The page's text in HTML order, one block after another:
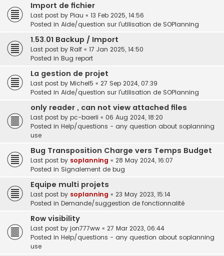
Import de fichier
Last post by Piau « 13 Feb 2025, 14:56
Posted in Aide/question sur l'utilisation de SOPlanning
1.53.01 Backup / Import
Last post by Ralf « 17 Jan 2025, 14:50
Posted in Bug report
La gestion de projet
Last post by Michel5 « 27 Sep 2024, 07:39
Posted in Aide/question sur l'utilisation de SOPlanning
only reader , can not view attached files
Last post by pc-baerli « 06 Aug 2024, 18:20
Posted in Help/questions - any question about soplanning
use
Bug Transposition Charge vers Temps Budget
Last post by soplanning « 28 May 2024, 16:07
Posted in Signalement de bug
Equipe multi projets
Last post by soplanning « 23 May 2023, 15:14
Posted in Demande/suggestion de fonctionnalité
Row visibility
Last post by jon777ww « 27 Mar 2023, 06:44
Posted in Help/questions - any question about soplanning
use